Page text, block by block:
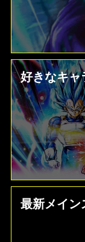
好きなキャラから選ぶチーム編成【パーテ
最新メインストーリー「第19部3章(6/10)」